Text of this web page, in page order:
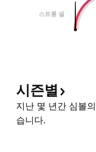
스트롱 셀
시즌별
지난 몇 년간 심볼
습니다.